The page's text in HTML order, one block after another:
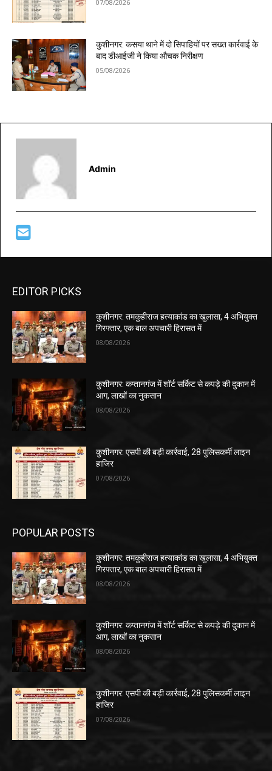
07/08/2026
कुशीनगर: कसया थाने में दो सिपाहियों पर सख्त कार्रवाई के
बाद डीआईजी ने किया औचक निरीक्षण
05/08/2026
Admin
EDITOR PICKS
कुशीनगर: तमकुहीराज हत्याकांड का खुलासा, 4 अभियुक्त
गिरफ्तार, एक बाल अपचारी हिरासत में
08/08/2026
कुशीनगर: कप्तानगंज में शॉर्ट सर्किट से कपड़े की दुकान में
आग, लाखों का नुकसान
08/08/2026
कुशीनगर: एसपी की बड़ी कार्रवाई, 28 पुलिसकर्मी लाइन
हाजिर
07/08/2026
POPULAR POSTS
कुशीनगर: तमकुहीराज हत्याकांड का खुलासा, 4 अभियुक्त
गिरफ्तार, एक बाल अपचारी हिरासत में
08/08/2026
कुशीनगर: कप्तानगंज में शॉर्ट सर्किट से कपड़े की दुकान में
आग, लाखों का नुकसान
08/08/2026
कुशीनगर: एसपी की बड़ी कार्रवाई, 28 पुलिसकर्मी लाइन
हाजिर
07/08/2026